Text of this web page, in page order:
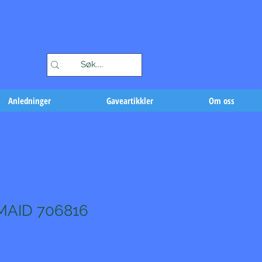
Anledninger Gaveartikkler Om oss
706816